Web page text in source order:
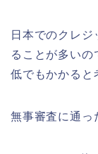
日本でのクレ
ることが多い
低でもかかると
無事審査に通っ